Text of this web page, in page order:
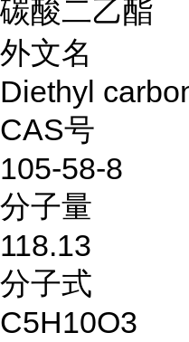
碳酸二乙酯
外文名
Diethyl
CAS号
105-58-8
分子量
118.13
分子式
C5H10O3